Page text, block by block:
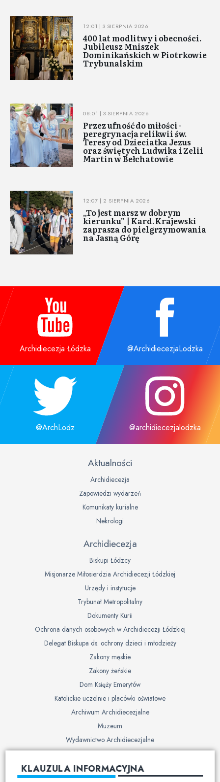
12:01 | 3 SIERPNIA 2026
400 lat modlitwy i obecności.
Jubileusz Mniszek
Dominikańskich w Piotrkowie
Trybunalskim
08:01 | 3 SIERPNIA 2026
Przez ufność do miłości -
peregrynacja relikwii św.
Teresy od Dzieciatka Jezus
oraz świętych Ludwika i Zelii
Martin w Bełchatowie
12:07 | 2 SIERPNIA 2026
„To jest marsz w dobrym
kierunku” | Kard. Krajewski
zaprasza do pielgrzymowania
na Jasną Górę
Archidiecezja Łódzka @ArchidiecezjaLodzka
@ArchLodz @archidiecezjalodzka
Aktualności
Archidiecezja
Zapowiedzi wydarzeń
Komunikaty kurialne
Nekrologi
Archidiecezja
Biskupi Łódzcy
Misjonarze Miłosierdzia Archidiecezji Łódzkiej
Urzędy i instytucje
Trybunał Metropolitalny
Dokumenty Kurii
Ochrona danych osobowych w Archidiecezji Łódzkiej
Delegat Biskupa ds. ochrony dzieci i młodzieży
Zakony męskie
Zakony żeńskie
Dom Księży Emerytów
Katolickie uczelnie i placówki oświatowe
Archiwum Archidiecezjalne
Muzeum
Wydawnictwo Archidiecezjalne
Cmentarze
Duszpasterstwo
KLAUZULA INFORMACYJNA